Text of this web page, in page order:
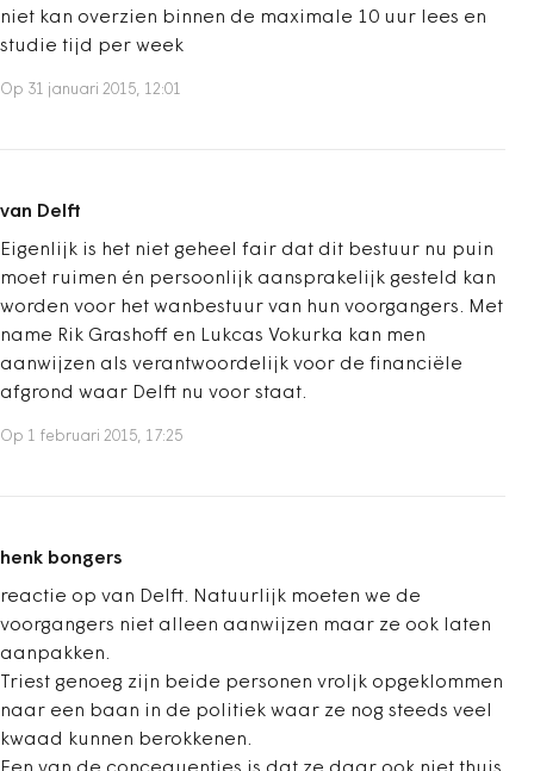
niet kan overzien binnen de maximale 10 uur lees en
studie tijd per week
Op 31 januari 2015, 12:01
van Delft
Eigenlijk is het niet geheel fair dat dit bestuur nu puin
moet ruimen én persoonlijk aansprakelijk gesteld kan
worden voor het wanbestuur van hun voorgangers. Met
name Rik Grashoff en Lukcas Vokurka kan men
aanwijzen als verantwoordelijk voor de financiële
afgrond waar Delft nu voor staat.
Op 1 februari 2015, 17:25
henk bongers
reactie op van Delft. Natuurlijk moeten we de
voorgangers niet alleen aanwijzen maar ze ook laten
aanpakken.
Triest genoeg zijn beide personen vroljk opgeklommen
naar een baan in de politiek waar ze nog steeds veel
kwaad kunnen berokkenen.